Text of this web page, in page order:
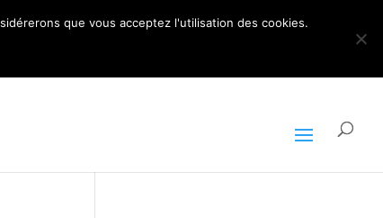
ARTICLES 0
que vous acceptez l'utilisation des cookies.